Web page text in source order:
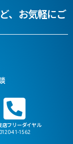
、お気軽にご
店フリーダイヤル
0120-41-1562